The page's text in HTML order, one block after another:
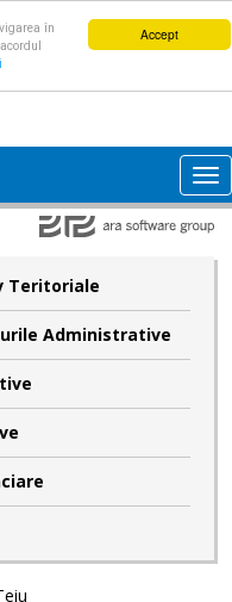
Accept
în
Teritoriale
Administrative